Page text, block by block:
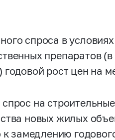
спроса в
препаратов
годовой рост цен на
на
новых жилых
к замедлению